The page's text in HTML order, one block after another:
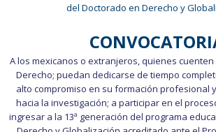
del Doctorado en Derecho y
A los mexicanos o extranjeros, quienes
Derecho; puedan dedicarse de tiempo
alto compromiso en su formación profesional
hacia la investigación; a participar en el
ingresar a la 13ª generación del programa